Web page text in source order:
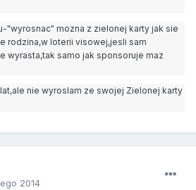
"wyrosnac" mozna z zielonej karty jak sie
rodzina,w loterii visowej,jesli sam
wyrasta,tak samo jak sponsoruje maz
nie wyroslam ze swojej Zielonej karty
2014